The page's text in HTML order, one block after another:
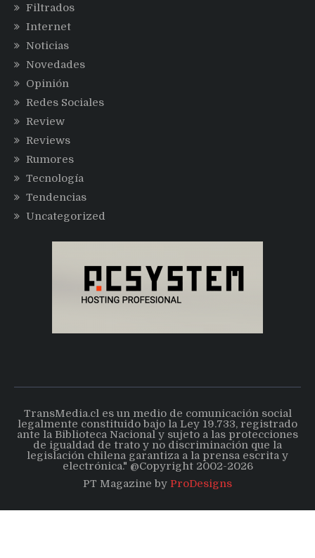
Filtrados
Internet
Noticias
Novedades
Opinión
Redes Sociales
Review
Reviews
Rumores
Tecnología
Tendencias
Uncategorized
TransMedia.cl es un medio de comunicación social
legalmente constituido bajo la Ley 19.733, registrado
ante la Biblioteca Nacional y sujeto a las protecciones
de igualdad de trato y no discriminación que la
legislación chilena garantiza a la prensa escrita y
electrónica." @Copyright 2002-2026
PT Magazine by ProDesigns